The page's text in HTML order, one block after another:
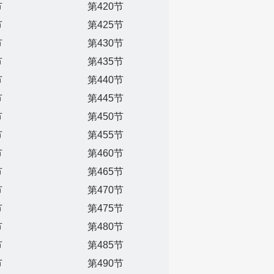
第420节
第425节
第430节
第435节
第440节
第445节
第450节
第455节
第460节
第465节
第470节
第475节
第480节
第485节
第490节